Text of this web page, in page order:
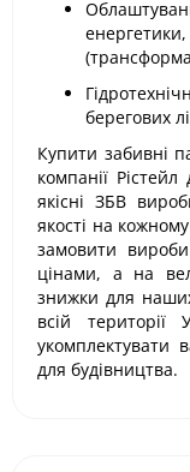
берегових
Купити забивні
компанії
якісні ЗБВ
якості на
замовити
цінами, а на
знижки для
всій
укомплектувати
для будівництва.